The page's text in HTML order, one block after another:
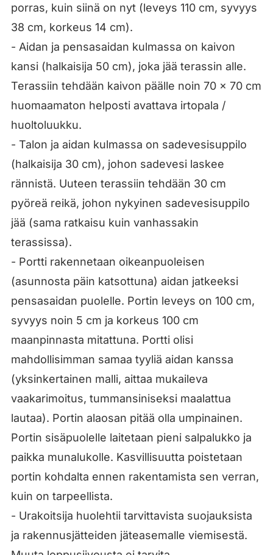
porras, kuin siinä on nyt (leveys 110 cm, syvyys
38 cm, korkeus 14 cm).
- Aidan ja pensasaidan kulmassa on kaivon
kansi (halkaisija 50 cm), joka jää terassin alle.
Terassiin tehdään kaivon päälle noin 70 x 70 cm
huomaamaton helposti avattava irtopala /
huoltoluukku.
- Talon ja aidan kulmassa on sadevesisuppilo
(halkaisija 30 cm), johon sadevesi laskee
rännistä. Uuteen terassiin tehdään 30 cm
pyöreä reikä, johon nykyinen sadevesisuppilo
jää (sama ratkaisu kuin vanhassakin
terassissa).
- Portti rakennetaan oikeanpuoleisen
(asunnosta päin katsottuna) aidan jatkeeksi
pensasaidan puolelle. Portin leveys on 100 cm,
syvyys noin 5 cm ja korkeus 100 cm
maanpinnasta mitattuna. Portti olisi
mahdollisimman samaa tyyliä aidan kanssa
(yksinkertainen malli, aittaa mukaileva
vaakarimoitus, tummansiniseksi maalattua
lautaa). Portin alaosan pitää olla umpinainen.
Portin sisäpuolelle laitetaan pieni salpalukko ja
paikka munalukolle. Kasvillisuutta poistetaan
portin kohdalta ennen rakentamista sen verran,
kuin on tarpeellista.
- Urakoitsija huolehtii tarvittavista suojauksista
ja rakennusjätteiden jäteasemalle viemisestä.